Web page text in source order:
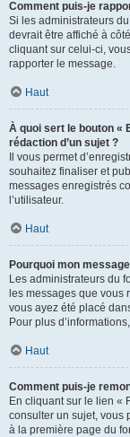
Comment puis-je
Si les administrateurs
devrait être affiché à
cliquant sur celui-ci,
rapporter le message.
Haut
À quoi sert le bouton «
rédaction d’un sujet ?
Il vous permet
souhaitez finaliser et
messages enregistrés
l’utilisateur.
Haut
Pourquoi mon
Les administrateurs du
les messages que vous
vous ayez été placé
Pour plus
Haut
Comment puis-je
En cliquant sur le lien «
consulter un sujet, vous
à la première page du